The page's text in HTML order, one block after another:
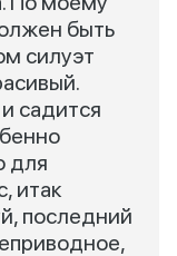
быть
силуэт
садится
для
итак
последний